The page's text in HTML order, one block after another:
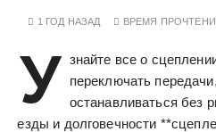
1 ГОД НАЗАД ВРЕМЯ
У знайте все о
переключать
останавливаться без
езды и долговечности